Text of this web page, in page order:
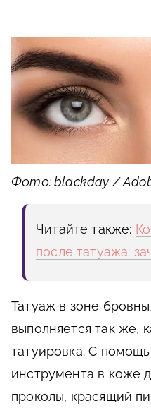
Фото: blackday /
Читайте также:
после татуажа:
Татуаж в зоне
выполняется так же,
татуировка. С
инструмента в коже
проколы, красящий